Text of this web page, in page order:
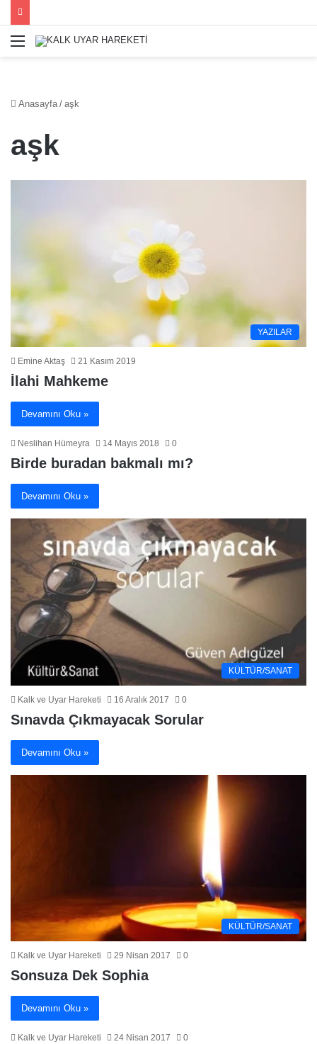
Menü
Anasayfa / aşk
aşk
YAZILAR
Emine Aktaş 21 Kasım 2019
İlahi Mahkeme
Devamını Oku »
Neslihan Hümeyra 14 Mayıs 2018 0
Birde buradan bakmalı mı?
Devamını Oku »
KÜLTÜR/SANAT
Kalk ve Uyar Hareketi 16 Aralık 2017 0
Sınavda Çıkmayacak Sorular
Devamını Oku »
KÜLTÜR/SANAT
Kalk ve Uyar Hareketi 29 Nisan 2017 0
Sonsuza Dek Sophia
Devamını Oku »
Kalk ve Uyar Hareketi 24 Nisan 2017 0